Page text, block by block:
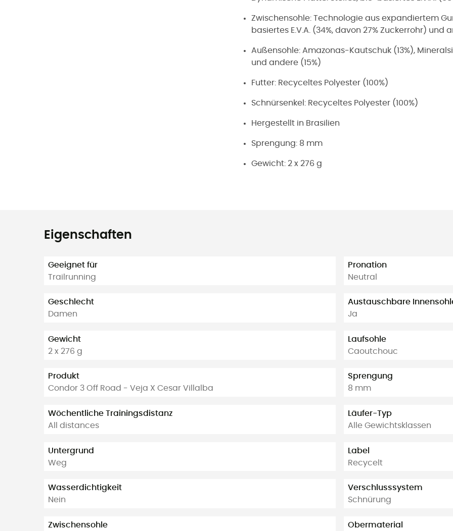
Zwischensohle: Technologie aus expandiertem
basiertes E.V.A. (34%, davon 27% Zuckerrohr) und
Außensohle: Amazonas-Kautschuk (13%),
und andere (15%)
Futter: Recyceltes Polyester (100%)
Schnürsenkel: Recyceltes Polyester (100%)
Hergestellt in Brasilien
Sprengung: 8 mm
Gewicht: 2 x 276 g
Eigenschaften
Geeignet für
Trailrunning
Geschlecht
Damen
Gewicht
2 x 276 g
Produkt
Condor 3 Off Road - Veja X Cesar Villalba
Wöchentliche Trainingsdistanz
All distances
Untergrund
Weg
Wasserdichtigkeit
Nein
Zwischensohle
Pronation
Neutral
Austauschbare
Ja
Laufsohle
Caoutchouc
Sprengung
8 mm
Läufer-Typ
Alle Gewichtsklassen
Label
Recycelt
Verschlusssystem
Schnürung
Obermaterial